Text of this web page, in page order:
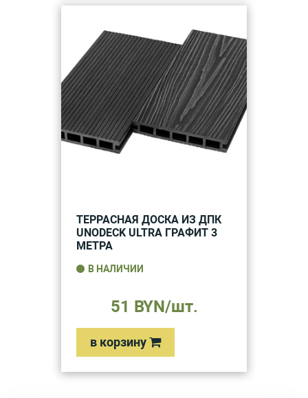
ТЕРРАСНАЯ ДОСКА ИЗ ДПК
UNODECK ULTRA ГРАФИТ 3
МЕТРА
В НАЛИЧИИ
51 BYN/шт.
в корзину